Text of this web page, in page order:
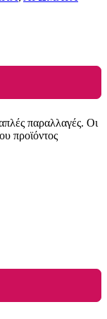
παραλλαγές. Οι
προϊόντος